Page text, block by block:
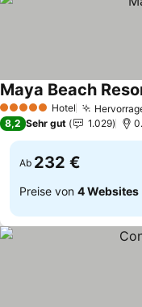
5 Sterne Hotel
Maya Beach
8,2 Sehr gut 1.029
Ab 232 €
Preise von 4 Websites